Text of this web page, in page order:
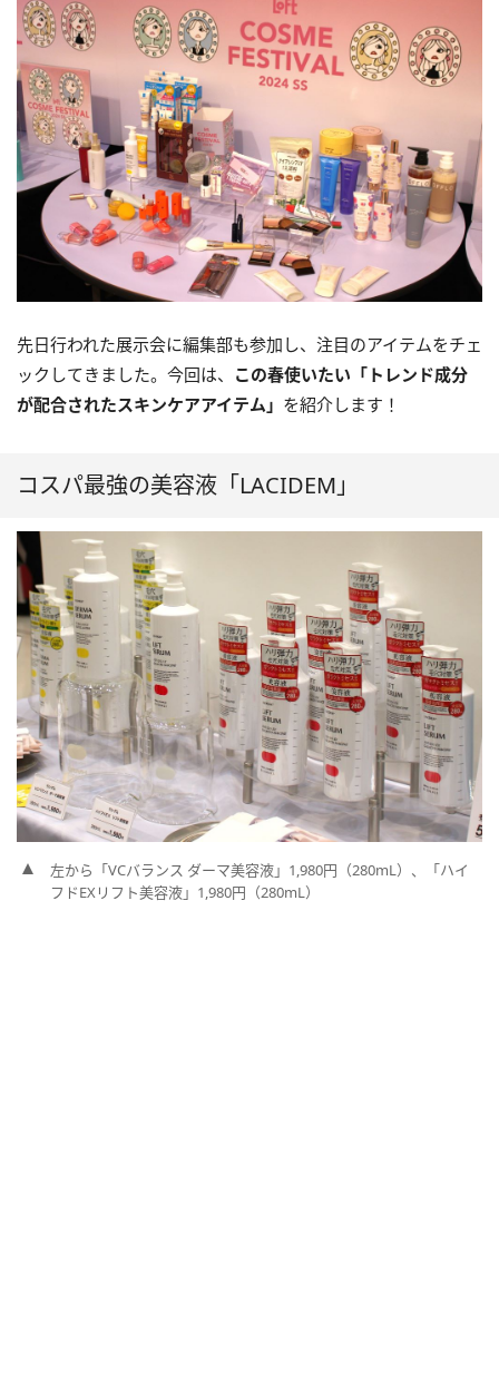
先日行われた展示会に編集部も参加し、注目のアイテムをチェ
ックしてきました。今回は、 この春使いたい「トレンド成分
が配合されたスキンケアアイテム」 を紹介します！
コスパ最強の美容液「LACIDEM」
左から「VCバランス ダーマ美容液」1,980円（280mL）、「ハイ
フドEXリフト美容液」1,980円（280mL）